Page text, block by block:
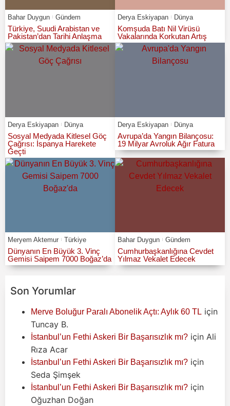
Bahar Duygun Gündem
Türkiye, Suudi Arabistan ve
Pakistan’dan Tarihi Anlaşma
Derya Eskiyapan Dünya
Komşuda Batı Nil Virüsü
Vakalarında Korkutan Artış
Derya Eskiyapan Dünya
Sosyal Medyada Kitlesel Göç
Çağrısı: İspanya Harekete
Geçti
Derya Eskiyapan Dünya
Avrupa’da Yangın Bilançosu:
19 Milyar Avroluk Ağır Fatura
Meryem Aktemur Türkiye
Dünyanın En Büyük 3. Vinç
Gemisi Saipem 7000 Boğaz’da
Bahar Duygun Gündem
Cumhurbaşkanlığına Cevdet
Yılmaz Vekalet Edecek
Son Yorumlar
Merve Boluğur Paralı Abonelik Açtı: Aylık 60 TL için
Tuncay B.
İstanbul’un Fethi Askeri Bir Başarısızlık mı? için Ali
Rıza Acar
İstanbul’un Fethi Askeri Bir Başarısızlık mı? için
Seda Şimşek
İstanbul’un Fethi Askeri Bir Başarısızlık mı? için
Oğuzhan Doğan